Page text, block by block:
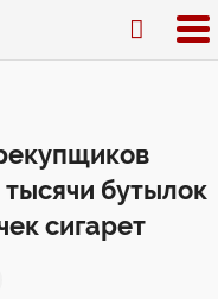
тысячи бутылок
сигарет